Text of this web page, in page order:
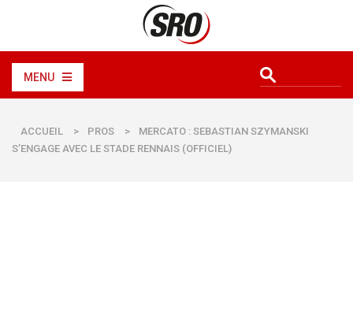
MENU
ACCUEIL > PROS >
MERCATO : SEBASTIAN SZYMANSKI
S’ENGAGE AVEC LE STADE RENNAIS (OFFICIEL)